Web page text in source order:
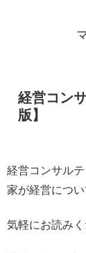
経営コン
版】
経営コンサル
家が経営につ
気軽にお読みく